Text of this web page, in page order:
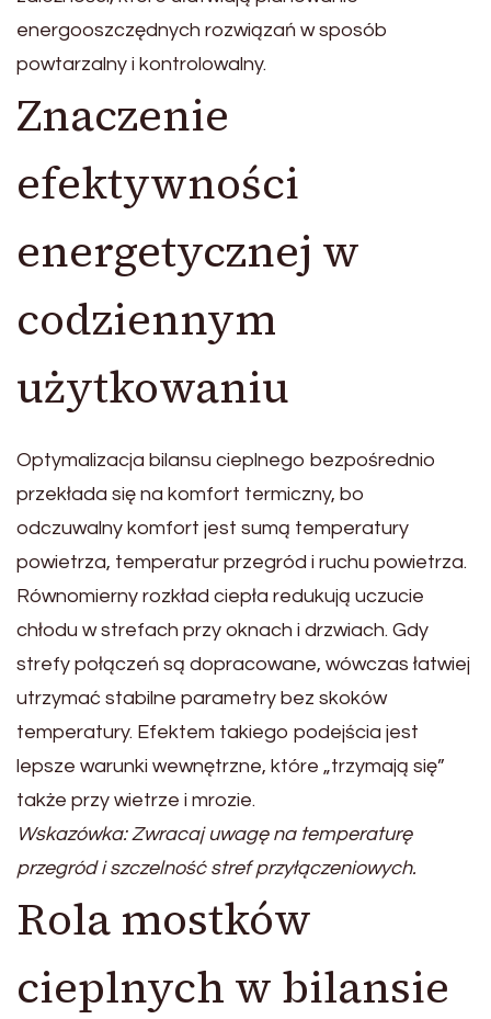
energooszczędnych rozwiązań w sposób
powtarzalny i kontrolowalny.
Znaczenie
efektywności
energetycznej w
codziennym
użytkowaniu
Optymalizacja bilansu cieplnego bezpośrednio
przekłada się na komfort termiczny, bo
odczuwalny komfort jest sumą temperatury
powietrza, temperatur przegród i ruchu powietrza.
Równomierny rozkład ciepła redukują uczucie
chłodu w strefach przy oknach i drzwiach. Gdy
strefy połączeń są dopracowane, wówczas łatwiej
utrzymać stabilne parametry bez skoków
temperatury. Efektem takiego podejścia jest
lepsze warunki wewnętrzne, które „trzymają się”
także przy wietrze i mrozie.
Wskazówka: Zwracaj uwagę na temperaturę
przegród i szczelność stref przyłączeniowych.
Rola mostków
cieplnych w bilansie